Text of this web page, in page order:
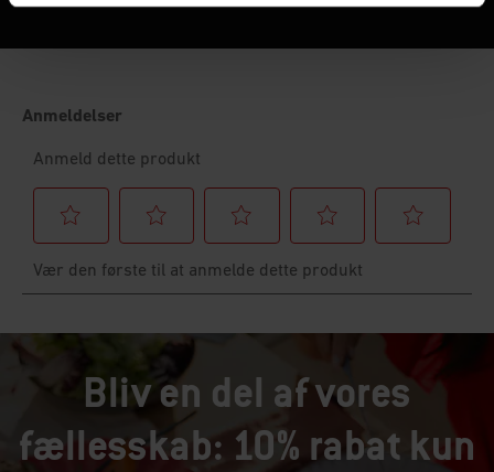
Bliv en del af vores
fællesskab: 10% rabat kun